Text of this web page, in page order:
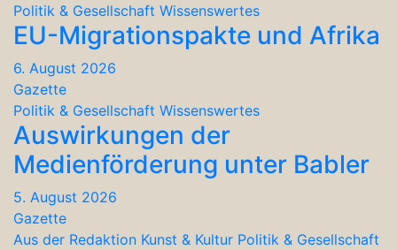
Politik & Gesellschaft Wissenswertes
EU-Migrationspakte und Afrika
6. August 2026
Gazette
Politik & Gesellschaft Wissenswertes
Auswirkungen der
Medienförderung unter Babler
5. August 2026
Gazette
Aus der Redaktion Kunst & Kultur Politik & Gesellschaft